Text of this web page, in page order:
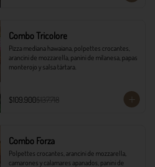
Combo Tricolore
Pizza mediana hawaiana, polpettes crocantes,
arancini de mozzarella, panini de milanesa, papas
monterojo y salsa tártara.
$109.900$137.718
Combo Forza
Polpettes crocantes, arancini de mozzarella,
camarones y calamares apanados, panini de